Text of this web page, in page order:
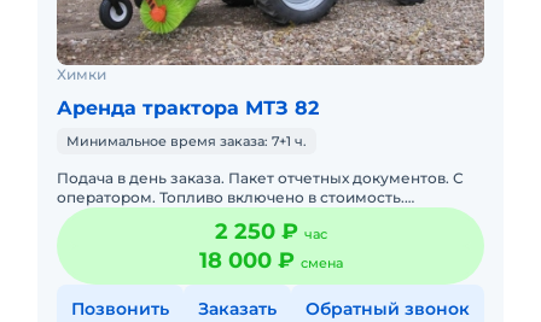
Химки
Аренда трактора МТЗ 82
Минимальное время заказа: 7+1 ч.
Подача в день заказа. Пакет отчетных документов. С
оператором. Топливо включено в стоимость.
Долгосрочная аренда. Краткосрочная аренда. Техника
с малой наработк
2 250 ₽ час
18 000 ₽ смена
Позвонить Заказать Обратный звонок